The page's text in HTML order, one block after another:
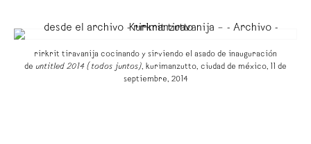
rirkrit tiravanija cocinando y sirviendo el asado de inauguración
de untitled 2014 (todos juntos), kurimanzutto, ciudad de méxico, 11 de
septiembre, 2014